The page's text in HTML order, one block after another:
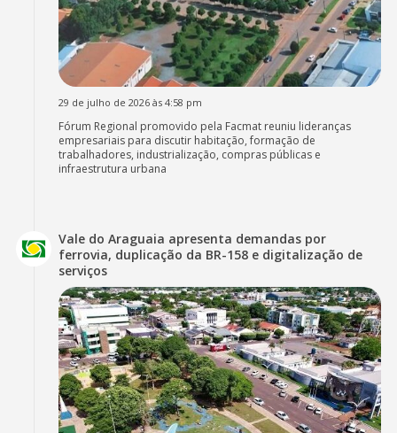
29 de julho de 2026 às 4:58 pm
Fórum Regional promovido pela Facmat reuniu lideranças
empresariais para discutir habitação, formação de
trabalhadores, industrialização, compras públicas e
infraestrutura urbana
Vale do Araguaia apresenta demandas por
ferrovia, duplicação da BR-158 e digitalização de
serviços